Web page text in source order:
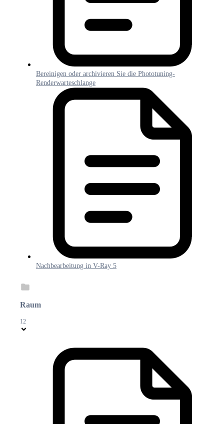
Bereinigen oder archivieren Sie die Phototuning-
Renderwarteschlange
Nachbearbeitung in V-Ray 5
Raum
12